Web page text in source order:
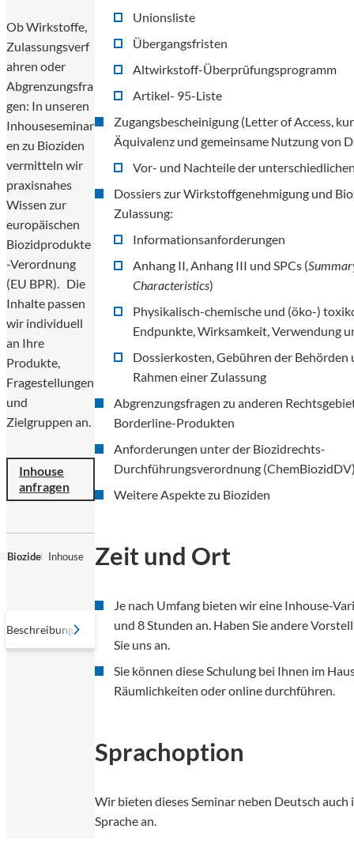
Ob Wirkstoffe,
Zulassungsverf
ahren oder
Abgrenzungsfra
gen: In unseren
Inhouseseminar
en zu Bioziden
vermitteln wir
praxisnahes
Wissen zur
europäischen
Biozidprodukte
-Verordnung
(EU BPR). Die
Inhalte passen
wir individuell
an Ihre
Produkte,
Fragestellungen
und
Zielgruppen an.
Inhouse
anfragen
Biozide Inhouse
BeschreibungVorteile ZielgruppenMögliche InhalteZeit und Ort
Unionsliste
Übergangsfristen
Altwirkstoff-Überprüfungsprogramm
Artikel- 95-Liste
Zugangsbescheinigung (Letter of Access,
Äquivalenz und gemeinsame Nutzung von
Vor- und Nachteile der
Dossiers zur Wirkstoffgenehmigung und
Zulassung:
Informationsanforderungen
Anhang II, Anhang III und SPCs (
Characteristics)
Physikalisch-chemische und (öko-)
Endpunkte, Wirksamkeit, Verwendung
Dossierkosten, Gebühren der Behörden
Rahmen einer Zulassung
Abgrenzungsfragen zu anderen
Borderline-Produkten
Anforderungen unter der Biozidrechts-
Durchführungsverordnung
Weitere Aspekte zu Bioziden
Zeit und Ort
Je nach Umfang bieten wir eine Inhouse-
und 8 Stunden an. Haben Sie andere
Sie uns an.
Sie können diese Schulung bei Ihnen im
Räumlichkeiten oder online durchführen.
Sprachoption
Wir bieten dieses Seminar neben Deutsch auch
Sprache an.